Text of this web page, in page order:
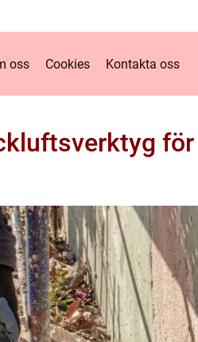
oss Cookies Kontakta oss